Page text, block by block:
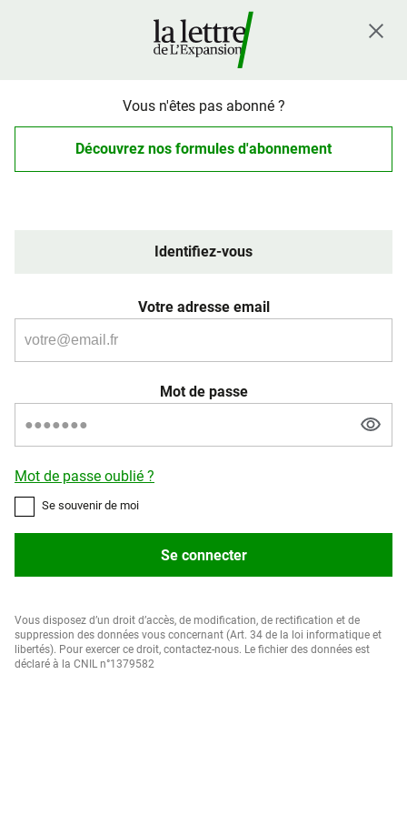
Vous n'êtes pas abonné ?
Découvrez nos formules d'abonnement
Identifiez-vous
Votre adresse email
Mot de passe
Mot de passe oublié ?
Se souvenir de moi
Se connecter
Vous disposez d’un droit d’accès, de modification, de rectification et de
suppression des données vous concernant (Art. 34 de la loi informatique et
libertés). Pour exercer ce droit, contactez-nous. Le fichier des données est
déclaré à la CNIL n°1379582